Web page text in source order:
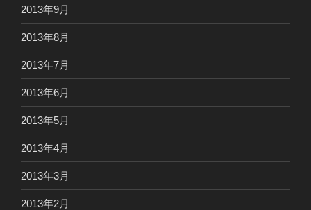
2013年9月
2013年8月
2013年7月
2013年6月
2013年5月
2013年4月
2013年3月
2013年2月